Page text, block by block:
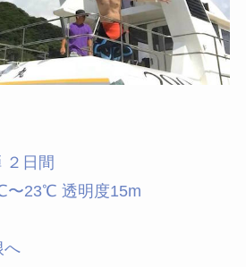
２日間
23℃ 透明度15m
へ